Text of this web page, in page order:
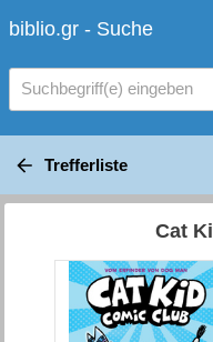
biblio.gr - Suche
Suchbegriff(e) eingeben
Trefferliste
Cat